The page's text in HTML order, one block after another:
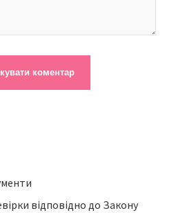
відповідно до Закону